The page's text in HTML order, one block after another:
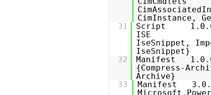
31
Script
ISE
IseSnippet,
32
Manifest
{Compress-
33
Manifest